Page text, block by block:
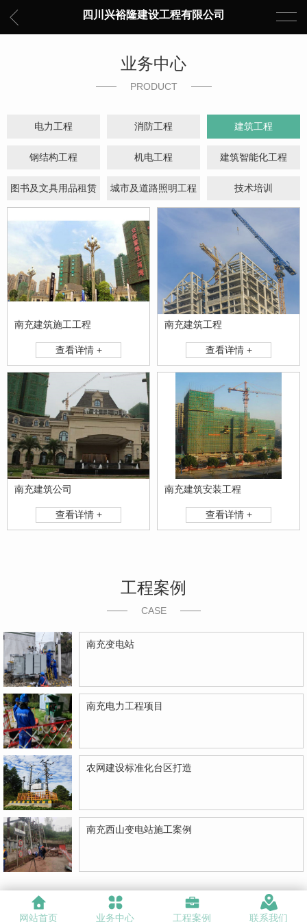
四川兴裕隆建设工程有限公司
业务中心
PRODUCT
电力工程 消防工程 建筑工程
钢结构工程 机电工程 建筑智能化工程
图书及文具用品租赁 城市及道路照明工程 技术培训
南充建筑施工工程
查看详情 +
南充建筑工程
查看详情 +
南充建筑公司
查看详情 +
南充建筑安装工程
查看详情 +
工程案例
CASE
南充变电站
南充电力工程项目
农网建设标准化台区打造
南充西山变电站施工案例
网站首页 业务中心 工程案例 联系我们